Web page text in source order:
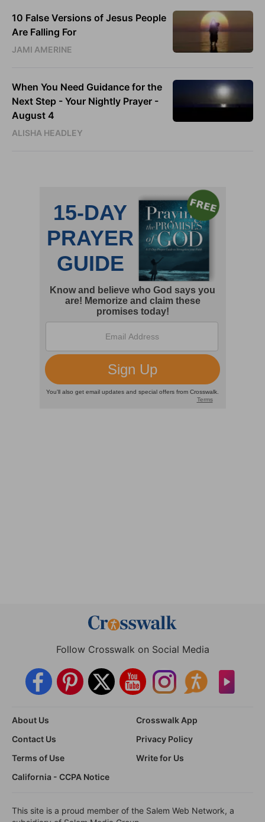
10 False Versions of Jesus People
Are Falling For
JAMI AMERINE
When You Need Guidance for the
Next Step - Your Nightly Prayer -
August 4
ALISHA HEADLEY
Follow Crosswalk on Social Media
About Us
Crosswalk App
Contact Us
Privacy Policy
Terms of Use
Write for Us
California - CCPA Notice
This site is a proud member of the Salem Web Network, a